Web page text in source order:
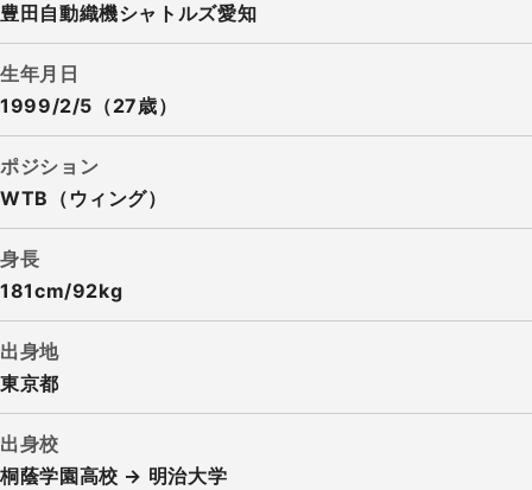
豊田自動織機シャトルズ愛知
生年月日
1999/2/5（27歳）
ポジション
WTB（ウィング）
身長
181cm/92kg
出身地
東京都
出身校
桐蔭学園高校 → 明治大学